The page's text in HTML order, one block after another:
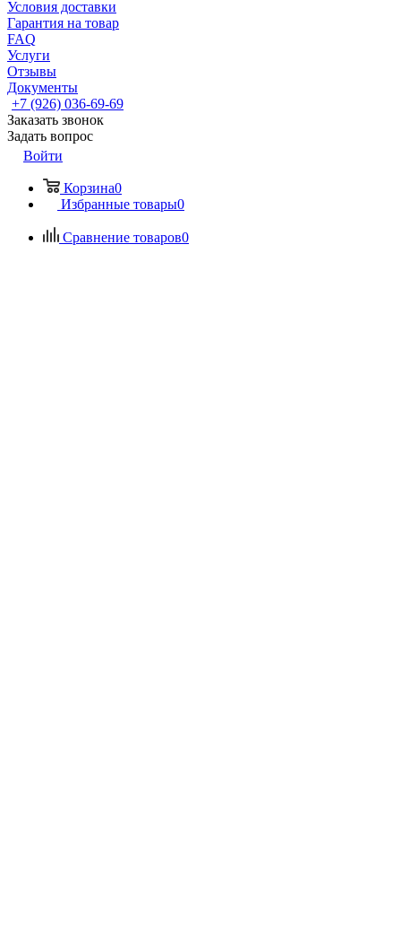
Условия доставки
Гарантия на товар
FAQ
Услуги
Отзывы
Документы
+7 (926) 036-69-69
Заказать звонок
Задать вопрос
Войти
Корзина0
Избранные товары0
Сравнение товаров0